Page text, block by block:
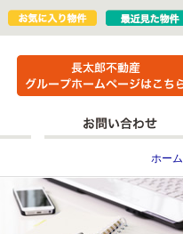
ホーム